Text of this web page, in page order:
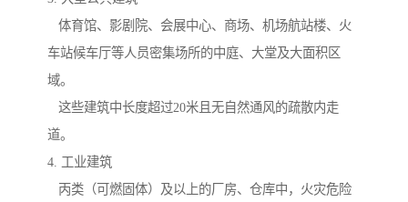
体育馆、影剧院、会展中心、商场、机场航站楼、火
车站候车厅等人员密集场所的中庭、大堂及大面积区
域。
这些建筑中长度超过20米且无自然通风的疏散内走
道。
4. 工业建筑
丙类（可燃固体）及以上的厂房、仓库中，火灾危险